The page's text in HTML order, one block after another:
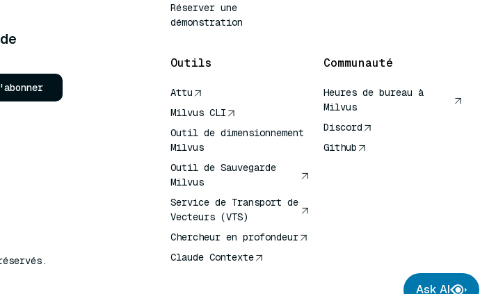
Réserver une
démonstration
Outils
Attu
Milvus CLI
Outil de dimensionnement
Milvus
Outil de Sauvegarde
Milvus
Service de Transport de
Vecteurs (VTS)
Chercheur en profondeur
Claude Contexte
Communauté
Heures de bureau à
Milvus
Discord
Github
Ask AI